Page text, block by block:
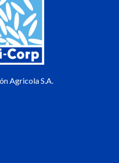
Agricola S.A.